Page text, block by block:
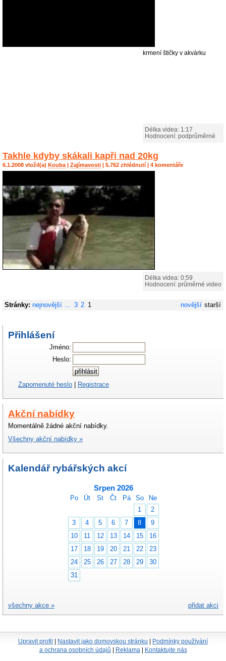
krmení štičky v akvárku
Délka videa: 1:17
Hodnocení: podprůměrné
Takhle kdyby skákali kapři nad 20kg
6.1.2008 vložil(a) Kouba | Zajímavosti | 5.762 zhlédnutí | 4 komentáře
Délka videa: 0:59
Hodnocení: průměrné video
novější starší
Stránky: nejnovější ... 3 2 1
Přihlášení
Jméno:
Heslo:
Zapomenuté heslo Registrace
Akční nabídky
Momentálně žádné akční nabídky.
Všechny akční nabídky »
Kalendář rybářských akcí
Srpen 2026
Po Út St Čt Pá So
Ne
1
2
3
4 5 6 7 8
9
10
11 12 13 14 15
16
17
18 19 20 21 22
23
24
25 26 27 28 29
30
31
přidat akci
všechny akce »
Upravit profil Nastavit jako domovskou stránku
Podmínky používání
a ochrana osobních údajů
Reklama Kontaktujte nás